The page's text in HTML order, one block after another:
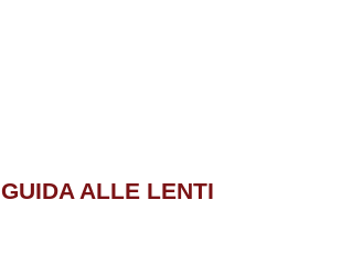
GUIDA ALLE LENTI